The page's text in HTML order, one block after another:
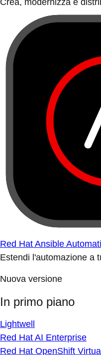
Crea, modernizza e
Red Hat Ansible
Estendi l'automazione a
Nuova versione
In primo piano
Lightwell
Red Hat AI Enterprise
Red Hat OpenShift